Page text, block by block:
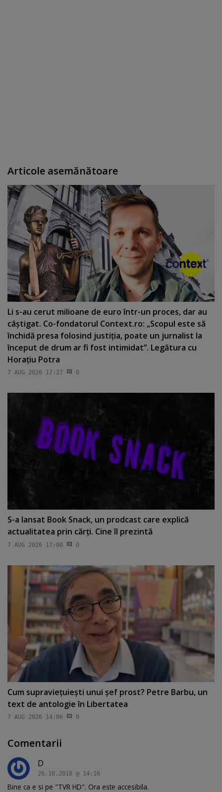
Articole asemănătoare
Li s-au cerut milioane de euro într-un proces, dar au
câştigat. Co-fondatorul Context.ro: „Scopul este să
închidă presa folosind justiţia, poate un jurnalist la
început de drum ar fi fost intimidat”. Legătura cu
Horaţiu Potra
7 AUG 2026 17:27 0
S-a lansat Book Snack, un prodcast care explică
actualitatea prin cărţi. Cine îl prezintă
7 AUG 2026 17:00 0
Cum supravieţuieşti unui şef prost? Petre Barbu, un
text de antologie în Libertatea
7 AUG 2026 14:06 0
Comentarii
D
26.10.2018 @ 14:16
Bine ca e si pe "TVR HD". Ora este accesibila.